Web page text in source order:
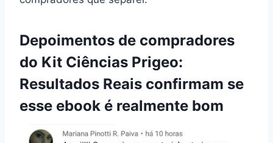
Depoimentos de compradores
do Kit Ciências Prigeo:
Resultados Reais confirmam se
esse ebook é realmente bom